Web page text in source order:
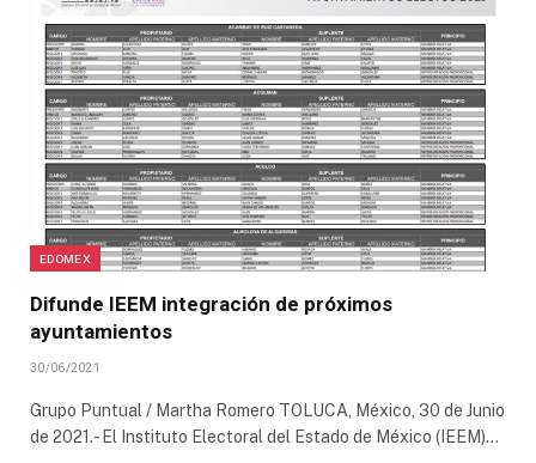
EDOMEX
Difunde IEEM integración de próximos
ayuntamientos
30/06/2021
Grupo Puntual / Martha Romero TOLUCA, México, 30 de Junio
de 2021.- El Instituto Electoral del Estado de México (IEEM)…